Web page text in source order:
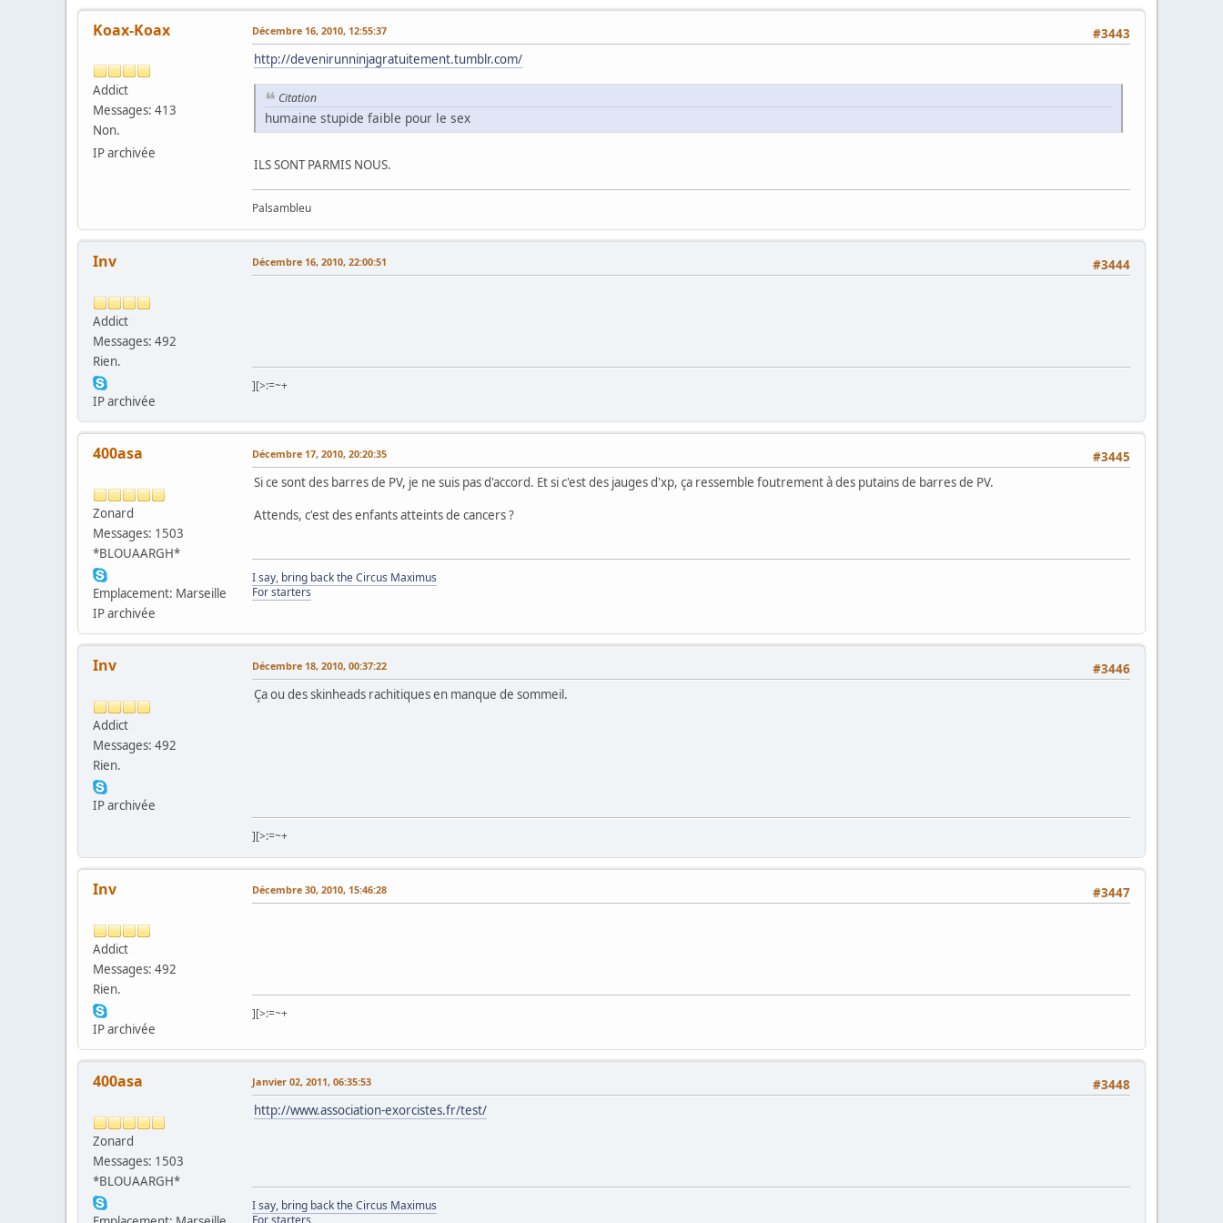
Koax-Koax
Addict
Messages: 413
Non.
IP archivée
#3443
Décembre 16, 2010, 12:55:37
http://devenirunninjagratuitement.tumblr.com/
Citation
humaine stupide faible pour le sex
ILS SONT PARMIS NOUS.
Palsambleu
Inv
Addict
Messages: 492
Rien.
IP archivée
#3444
Décembre 16, 2010, 22:00:51
][>:=~+
400asa
Zonard
Messages: 1503
*BLOUAARGH*
Emplacement: Marseille
IP archivée
#3445
Décembre 17, 2010, 20:20:35
Si ce sont des barres de PV, je ne suis pas d'accord. Et si c'est des jauges d'xp, ça ressemble foutrement à des putains de barres de PV.
Attends, c'est des enfants atteints de cancers ?
I say, bring back the Circus Maximus
For starters
Inv
Addict
Messages: 492
Rien.
IP archivée
#3446
Décembre 18, 2010, 00:37:22
Ça ou des skinheads rachitiques en manque de sommeil.
][>:=~+
Inv
Addict
Messages: 492
Rien.
IP archivée
#3447
Décembre 30, 2010, 15:46:28
][>:=~+
400asa
Zonard
Messages: 1503
*BLOUAARGH*
#3448
Janvier 02, 2011, 06:35:53
http://www.association-exorcistes.fr/test/
I say, bring back the Circus Maximus